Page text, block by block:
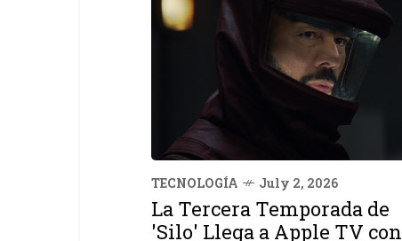
TECNOLOGÍA July 2, 2026
La Tercera Temporada de
'Silo' Llega a Apple TV con